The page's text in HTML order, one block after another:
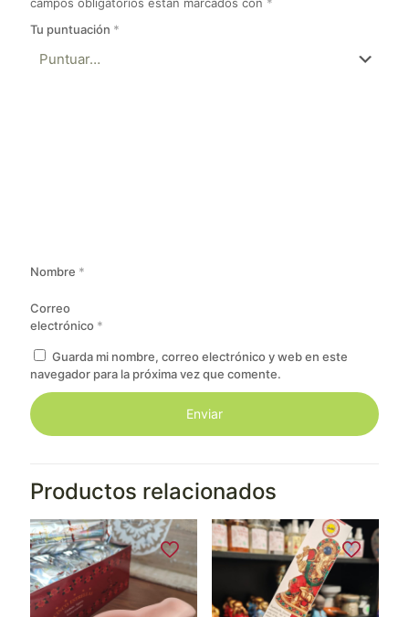
Tu puntuación *
Nombre *
Correo
electrónico *
Guarda mi nombre, correo electrónico y web en este
navegador para la próxima vez que comente.
Productos relacionados